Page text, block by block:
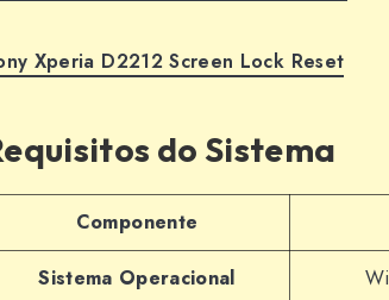
Xperia D2212 Screen Lock Reset
do Sistema
Componente
Sistema Operacional